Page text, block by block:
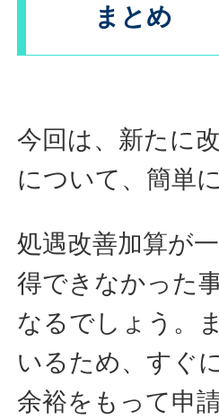
まとめ
今回は、新たに
について、簡単
処遇改善加算が
得できなかった
なるでしょう。
いるため、すぐ
余裕をもって申